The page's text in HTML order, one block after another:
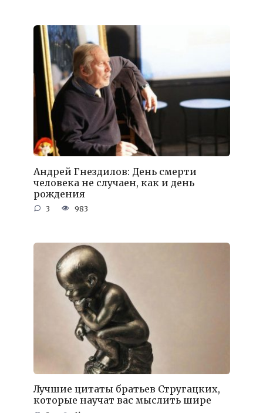
Андрей Гнездилов: День смерти
человека не случаен, как и день
рождения
3 983
Лучшие цитаты братьев Стругацких,
которые научат вас мыслить шире